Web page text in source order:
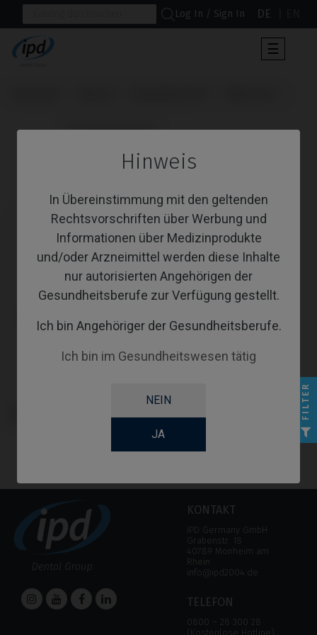
Hinweis
In Übereinstimmung mit den geltenden
Rechtsvorschriften über Werbung und
Informationen über Medizinprodukte
und/oder Arzneimittel werden diese Inhalte
nur autorisierten Angehörigen der
Gesundheitsberufe zur Verfügung gestellt.
Ich bin Angehöriger der Gesundheitsberufe.
Ich bin im Gesundheitswesen tätig
NEIN
JA
Log In / Sign In DE
der
☰
                      Schraubendreher
Nobel Biocare® Multi-Unit
KONTAKT
IPD Germany GmbH
Grabenstr. 18
40789 Monheim am
Rhein
info@ipd2004.de
TELEFON
0800 – 28 300 28
(Kostenlose Hotline)
FILTER